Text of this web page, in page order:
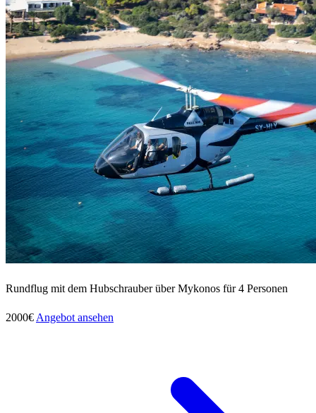
Rundflug mit dem Hubschrauber über Mykonos für 4 Personen
2000€ Angebot ansehen